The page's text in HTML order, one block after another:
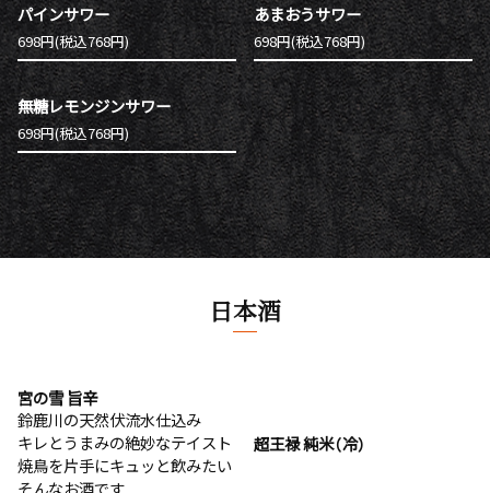
パインサワー
698円(税込768円)
あまおうサワー
698円(税込768円)
無糖レモンジンサワー
698円(税込768円)
日本酒
宮の雪 旨辛
鈴鹿川の天然伏流水仕込み
キレとうまみの絶妙なテイスト
焼鳥を片手にキュッと飲みたい
そんなお酒です
超王禄 純米（冷）